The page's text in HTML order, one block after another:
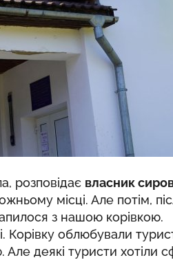
розповідає власник
місці. Але потім,
з нашою корівкою.
Корівку облюбували
деякі туристи хотіли